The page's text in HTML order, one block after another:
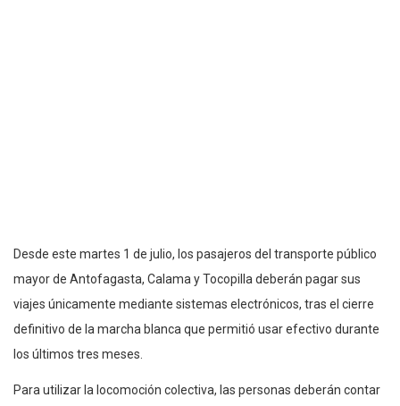
Desde este martes 1 de julio, los pasajeros del transporte público
mayor de Antofagasta, Calama y Tocopilla deberán pagar sus
viajes únicamente mediante sistemas electrónicos, tras el cierre
definitivo de la marcha blanca que permitió usar efectivo durante
los últimos tres meses.
Para utilizar la locomoción colectiva, las personas deberán contar